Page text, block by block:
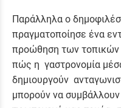
Παράλληλα ο
πραγματοποίησε ένα
προώθηση των τοπικών
πώς η γαστρονομία
δημιουργούν
μπορούν να συμβάλλουν